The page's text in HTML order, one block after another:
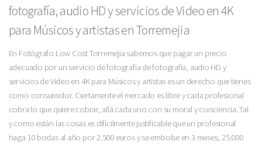
fotografía, audio HD y servicios de Video en 4K
para Músicos y artistas en Torremejia
En Fotógrafo Low Cost Torremejia sabemos que pagar un precio
adecuado por un servicio de fotografía de fotografía, audio HD y
servicios de Video en 4K para Músicos y artistas es un derecho que tienes
como consumidor. Ciertamente el mercado es libre y cada profesional
cobra lo que quiere cobrar, allá cada uno con su moral y conciencia. Tal
y como están las cosas es difícilmente justificable que un profesional
haga 10 bodas al año por 2.500 euros y se embolse en 3 meses, 25.000